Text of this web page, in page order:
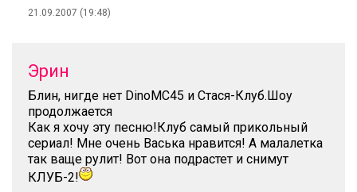
21.09.2007 (19:48)
Эрин
Блин, нигде нет DinoMC45 и Стася-Клуб.Шоу
продолжается
Как я хочу эту песню!Клуб самый прикольный
сериал! Мне очень Васька нравится! А малалетка
так ваще рулит! Вот она подрастет и снимут
КЛУБ-2!